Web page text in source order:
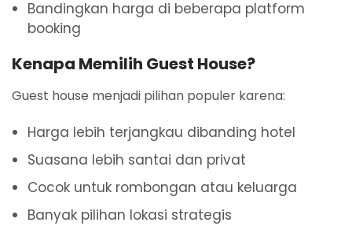
Bandingkan harga di beberapa platform
booking
Kenapa Memilih Guest House?
Guest house menjadi pilihan populer karena:
Harga lebih terjangkau dibanding hotel
Suasana lebih santai dan privat
Cocok untuk rombongan atau keluarga
Banyak pilihan lokasi strategis